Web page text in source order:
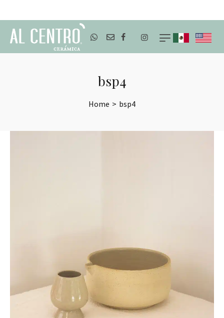
bsp4
Home > bsp4